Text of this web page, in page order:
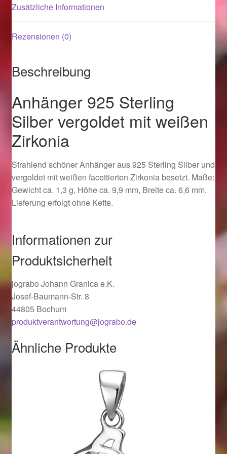
Mein Konto
Logout
Ostergeschenke finden für Ostern 2015
Ostergeschenke finden für Ostern 2016
Ostergeschenke finden für Ostern 2017
Ostergeschenke finden für Ostern 2019
Ostergeschenke finden für Ostern 2020
Ostergeschenke finden für Ostern 2021
Ostergeschenke finden für Ostern 2022
Partner
Zusätzliche Informationen
Rezensionen (0)
Beschreibung
Anhänger 925 Sterling
Silber vergoldet mit weißen
Zirkonia
Strahlend schöner Anhänger aus 925 Sterling Silber und
vergoldet mit weißen facettierten Zirkonia besetzt. Maße:
Gewicht ca. 1,3 g, Höhe ca. 9,9 mm, Breite ca. 6,6 mm.
Lieferung erfolgt ohne Kette.
Informationen zur
Produktsicherheit
jograbo Johann Granica e.K.
Josef-Baumann-Str. 8
44805 Bochum
produktverantwortung@jograbo.de
Ähnliche Produkte